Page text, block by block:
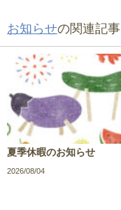
お知らせの関連記事
夏季休暇のお知らせ
2026/08/04